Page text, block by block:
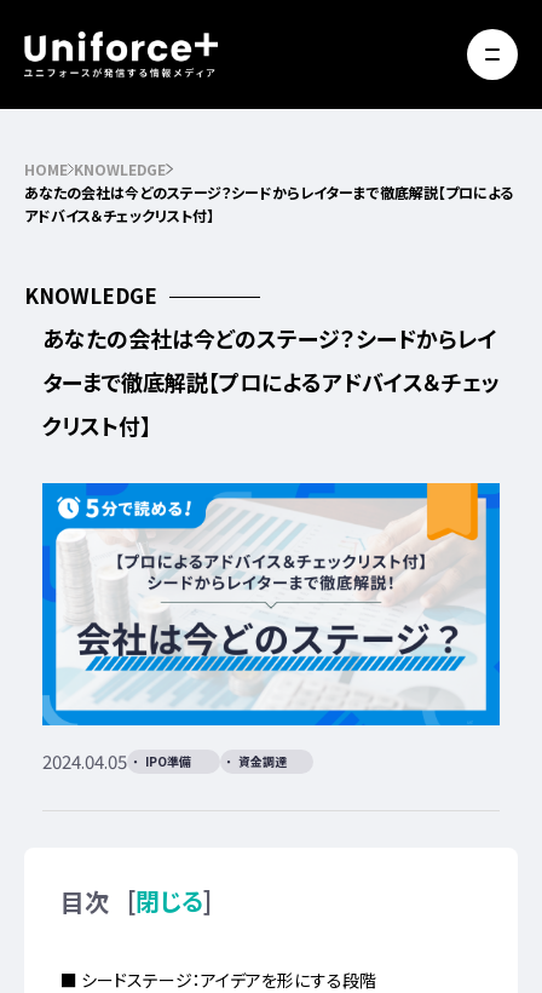
HOME KNOWLEDGE
あなたの会社は今どのステージ？シードからレイターまで徹底解説【プロによる
アドバイス＆チェックリスト付】
KNOWLEDGE
あなたの会社は今どのステージ？シードからレイ
ターまで徹底解説【プロによるアドバイス＆チェッ
クリスト付】
2024.04.05 IPO準備 資金調達
目次 [閉じる]
■ シードステージ：アイデアを形にする段階